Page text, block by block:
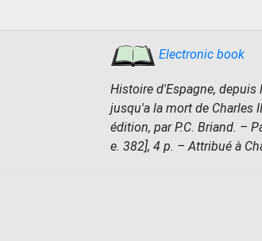
Electronic book
Histoire d'Espagne, depuis
jusqu'a la mort de Charles
édition, par P.C. Briand. –
e. 382], 4 p. – Attribué à